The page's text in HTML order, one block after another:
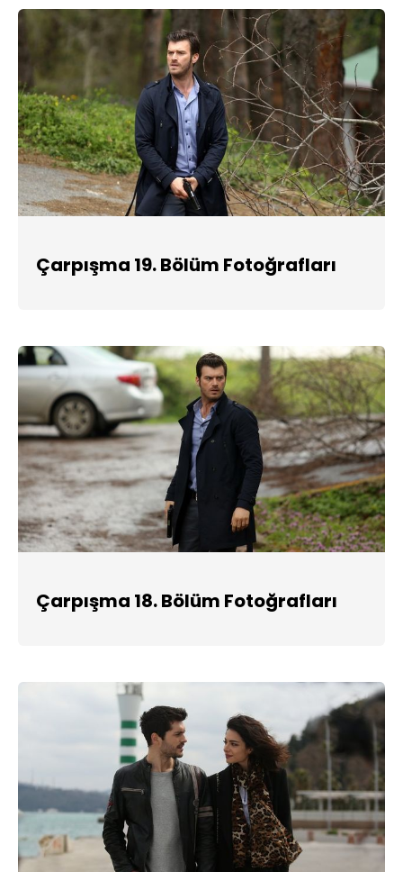
Çarpışma 19. Bölüm Fotoğrafları
Çarpışma 18. Bölüm Fotoğrafları